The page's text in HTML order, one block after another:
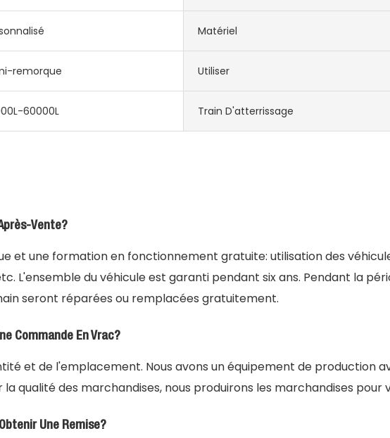
Matériel
remorque Utiliser
60000L Train D'atterrissage
Vente?
et une formation en fonctionnement gratuite: utilisation des
L'ensemble du véhicule est garanti pendant six ans. Pendant la
seront réparées ou remplacées gratuitement.
Commande En Vrac?
et de l'emplacement. Nous avons un équipement de production
qualité des marchandises, nous produirons les marchandises pour
Une Remise?